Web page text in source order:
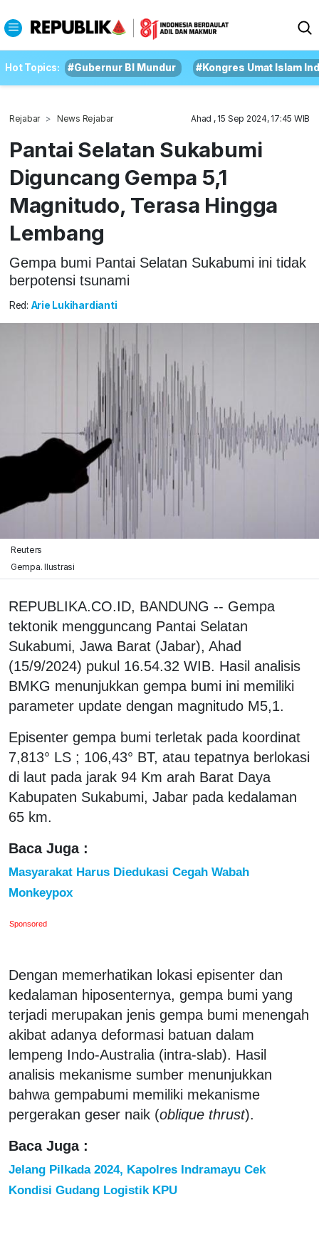
Hot Topics: #Gubernur BI Mundur #Kongres Umat Islam
Rejabar News Rejabar Ahad , 15 Sep 2024, 17:45 WIB
Pantai Selatan Sukabumi
Diguncang Gempa 5,1
Magnitudo, Terasa Hingga
Lembang
Gempa bumi Pantai Selatan Sukabumi ini tidak
berpotensi tsunami
Red: Arie Lukihardianti
Reuters
Gempa. Ilustrasi
REPUBLIKA.CO.ID, BANDUNG -- Gempa
tektonik mengguncang Pantai Selatan
Sukabumi, Jawa Barat (Jabar), Ahad
(15/9/2024) pukul 16.54.32 WIB. Hasil analisis
BMKG menunjukkan gempa bumi ini memiliki
parameter update dengan magnitudo M5,1.
Episenter gempa bumi terletak pada koordinat
7,813° LS ; 106,43° BT, atau tepatnya berlokasi
di laut pada jarak 94 Km arah Barat Daya
Kabupaten Sukabumi, Jabar pada kedalaman
65 km.
Baca Juga :
Masyarakat Harus Diedukasi Cegah Wabah
Monkeypox
Sponsored
Dengan memerhatikan lokasi episenter dan
kedalaman hiposenternya, gempa bumi yang
terjadi merupakan jenis gempa bumi menengah
akibat adanya deformasi batuan dalam
lempeng Indo-Australia (intra-slab). Hasil
analisis mekanisme sumber menunjukkan
bahwa gempabumi memiliki mekanisme
pergerakan geser naik (oblique thrust).
Baca Juga :
Jelang Pilkada 2024, Kapolres Indramayu Cek
Kondisi Gudang Logistik KPU